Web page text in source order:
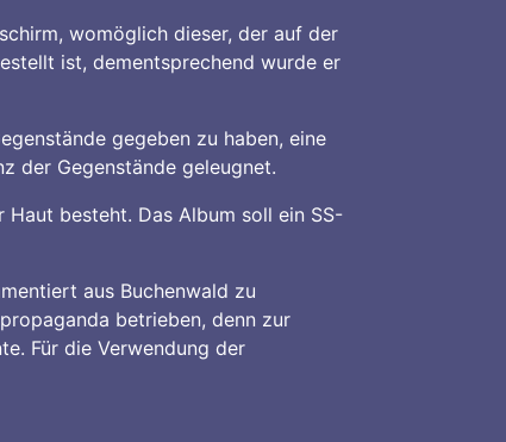
womöglich dieser, der auf der
ist, dementsprechend wurde er
gegeben zu haben, eine
der Gegenstände geleugnet.
besteht. Das Album soll ein SS-
aus Buchenwald zu
betrieben, denn zur
Für die Verwendung der